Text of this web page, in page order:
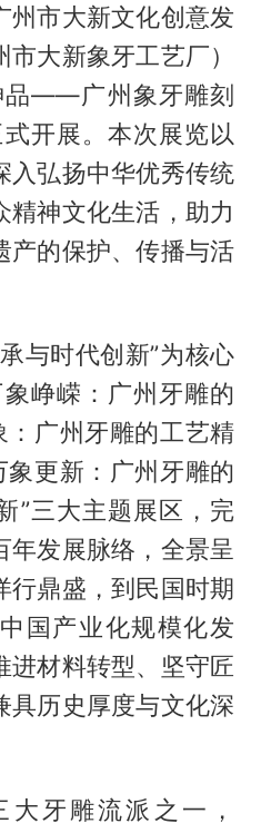
州市大新文化创意发
大新象牙工艺厂）
品——广州象牙雕刻
开展。本次展览以
入弘扬中华优秀传统
精神文化生活，助力
产的保护、传播与活
与时代创新”为核心
峥嵘：广州牙雕的
：广州牙雕的工艺精
象更新：广州牙雕的
”三大主题展区，完
年发展脉络，全景呈
行鼎盛，到民国时期
国产业化规模化发
进材料转型、坚守匠
具历史厚度与文化深
牙雕流派之一，